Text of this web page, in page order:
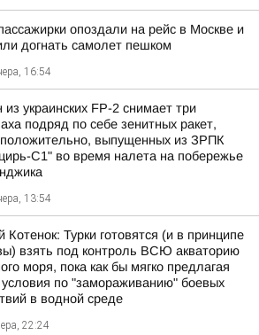
опоздали на рейс в Москве и
догнать самолет пешком
16:54
украинских FP-2 снимает три
подряд по себе зенитных ракет,
выпущенных из ЗРПК
С1" во время налета на побережье
13:54
Котенок: Турки готовятся (и в принципе
взять под контроль ВСЮ акваторию
моря, пока как бы мягко предлагая
условия по "замораживанию" боевых
в водной среде
22:24